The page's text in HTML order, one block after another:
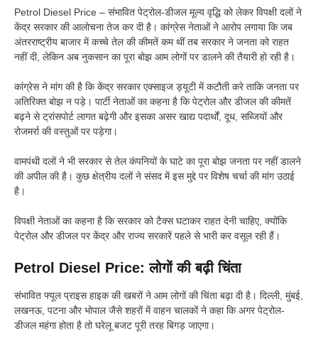
Petrol Diesel Price – संभावित पेट्रोल-डीजल मूल्य वृद्धि को लेकर विपक्षी दलों ने
केंद्र सरकार की आलोचना तेज कर दी है। कांग्रेस नेताओं ने आरोप लगाया कि जब
अंतरराष्ट्रीय बाजार में कच्चे तेल की कीमतें कम थीं तब सरकार ने जनता को राहत
नहीं दी, लेकिन अब नुकसान का पूरा बोझ आम लोगों पर डालने की तैयारी हो रही है।
कांग्रेस ने मांग की है कि केंद्र सरकार एक्साइज ड्यूटी में कटौती करे ताकि जनता पर
अतिरिक्त बोझ न पड़े। पार्टी नेताओं का कहना है कि पेट्रोल और डीजल की कीमतें
बढ़ने से ट्रांसपोर्ट लागत बढ़ेगी और इसका असर खाद्य पदार्थों, दूध, सब्जियों और
रोजमर्रा की वस्तुओं पर पड़ेगा।
वामपंथी दलों ने भी सरकार से तेल कंपनियों के घाटे का पूरा बोझ जनता पर नहीं डालने
की अपील की है। कुछ क्षेत्रीय दलों ने संसद में इस मुद्दे पर विशेष चर्चा की मांग उठाई
है।
विपक्षी नेताओं का कहना है कि सरकार को टैक्स घटाकर राहत देनी चाहिए, क्योंकि
पेट्रोल और डीजल पर केंद्र और राज्य सरकारें पहले से भारी कर वसूल रही हैं।
Petrol Diesel Price: लोगों की बढ़ी चिंता
संभावित फ्यूल प्राइस हाइक की खबरों ने आम लोगों की चिंता बढ़ा दी है। दिल्ली, मुंबई,
लखनऊ, पटना और भोपाल जैसे शहरों में वाहन चालकों ने कहा कि अगर पेट्रोल-
डीजल महंगा होता है तो घरेलू बजट पूरी तरह बिगड़ जाएगा।